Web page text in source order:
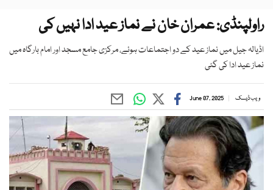
راولپنڈی: عمران خان نے نماز عید ادا نہیں کی
اڈیالہ جیل میں نماز عید کے دو اجتماعات ہوئے، مرکزی جامع مسجد اور امام بارگاہ میں
نماز عید ادا کی گئی
ویب ڈیسک June 07, 2025